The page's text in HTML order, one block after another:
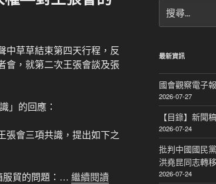
中草草結束第四天行程，反
會，就第二次王張會談及張
」的回應：
張會三項共識，提出如下之
服貿的問題：… 繼續閱讀
尋
關
字:
最新資訊
國會觀察電子
2026-07-27
【目錄】新聞稿
2026-07-24
批判中國國民
洪堯昆同志轉
2026-07-24